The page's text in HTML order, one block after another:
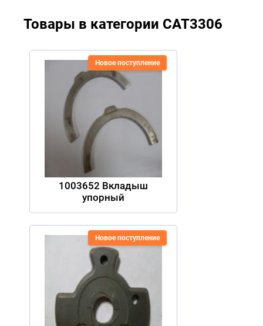
Товары в категории CAT3306
Новое поступление
1003652 Вкладыш
упорный
Новое поступление